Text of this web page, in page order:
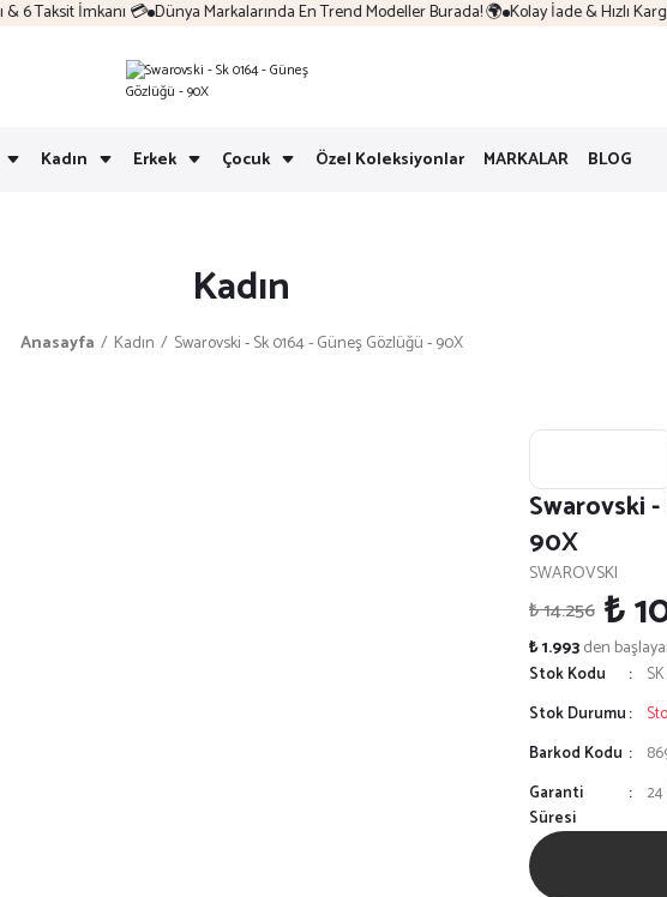
6 Taksit İmkanı 💳 Dünya Markalarında En Trend Modeller Burada! 🌍 Kolay İade & Hızlı
Kadın Erkek Çocuk Özel Koleksiyonlar MARKALAR BLOG
Kadın
Anasayfa Kadın Swarovski - Sk 0164 - Güneş Gözlüğü - 90X
Swarovski
90X
SWAROVSKI
₺ 14.256 ₺
₺ 1.993den
Stok Kodu
Stok Durumu
Barkod Kodu
Garanti
Süresi